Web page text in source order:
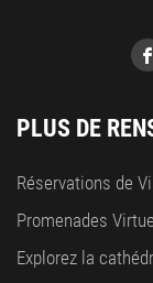
PLUS DE
Réservations de
Promenades
Explorez la